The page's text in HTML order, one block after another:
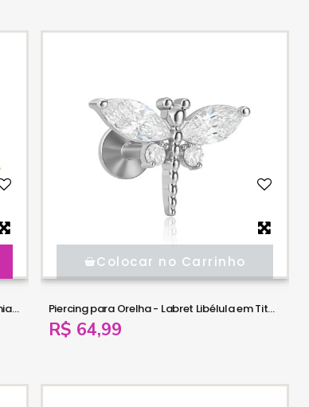
Piercing de Orelha - Labret Classic 3 Zircônias - Titânio - 7TRG280
Colocar no Carrinho
Piercing para Orelha - Labret Libélula em Titânio Deluxe - 6ORE1071
R$ 64,99